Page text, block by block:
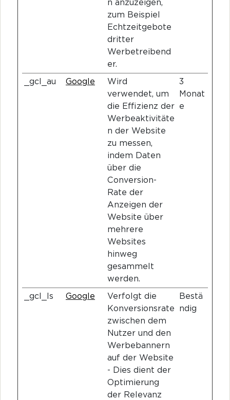
n anzuzeigen,
zum Beispiel
Echtzeitgebote
dritter
Werbetreibend
er.
_gcl_au Google
Wird
verwendet, um
die Effizienz der
Werbeaktivitäte
n der Website
zu messen,
indem Daten
über die
Conversion-
Rate der
Anzeigen der
Website über
mehrere
Websites
hinweg
gesammelt
werden.
3
Monat
e
_gcl_ls Google
Verfolgt die
Konversionsrate
zwischen dem
Nutzer und den
Werbebannern
auf der Website
- Dies dient der
Optimierung
der Relevanz
Bestä
ndig